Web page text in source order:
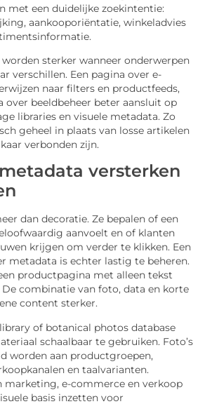
met een duidelijke zoekintentie:
aankooporiëntatie, winkeladvies
sterker wanneer onderwerpen
verschillen. Een pagina over e-
naar filters en productfeeds,
over beeldbeheer beter aansluit op
libraries en visuele metadata. Zo
geheel in plaats van losse artikelen
verbonden zijn.
metadata versterken
dan decoratie. Ze bepalen of een
aanvoelt en of klanten
krijgen om verder te klikken. Een
metadata is echter lastig te beheren.
productpagina met alleen tekst
combinatie van foto, data en korte
content sterker.
of botanical photos database
schaalbaar te gebruiken. Foto’s
worden aan productgroepen,
en taalvarianten.
marketing, e-commerce en verkoop
basis inzetten voor